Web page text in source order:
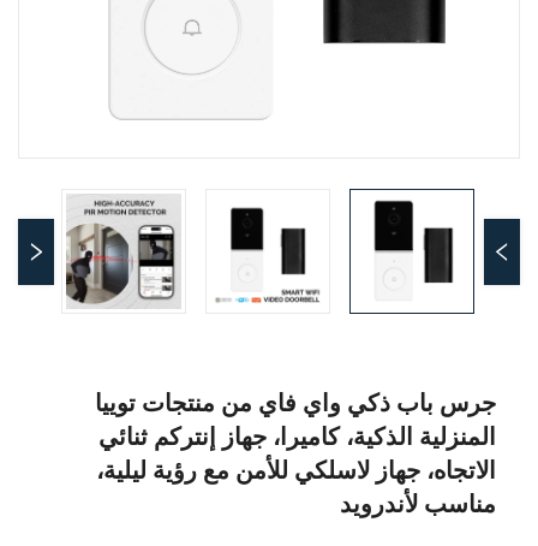
جرس باب ذكي واي فاي من منتجات توييا
المنزلية الذكية، كاميرا، جهاز إنتركم ثنائي
الاتجاه، جهاز لاسلكي للأمن مع رؤية ليلية،
مناسب لأندرويد